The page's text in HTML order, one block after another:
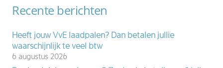
Recente berichten
Heeft jouw VvE laadpalen? Dan betalen jullie
waarschijnlijk te veel btw
6 augustus 2026